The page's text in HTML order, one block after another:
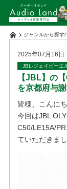
ジャンルから探す/
2025年07月16日
JBL-ジェイビーエ
【JBL】の
を京都府与
皆様、こんにち
今回はJBL
C50/LE15A/
ていただきま